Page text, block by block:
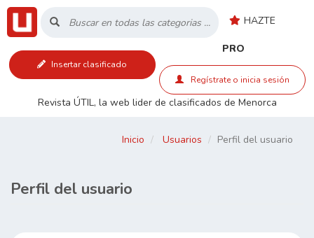
HAZTE
PRO
Insertar clasificado
Regístrate o inicia sesión
Revista ÚTIL, la web lider de clasificados de Menorca
Inicio
RSS
Inicio Usuarios Perfil del usuario
Perfil del usuario